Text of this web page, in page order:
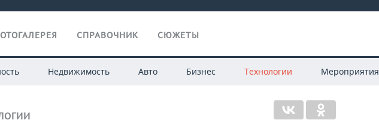
СПРАВОЧНИК СЮЖЕТЫ
Недвижимость Авто Бизнес Технологии Мероприятия